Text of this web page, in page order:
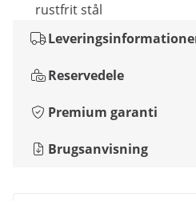
rustfrit stål
Reservedele
Premium garanti
Brugsanvisning